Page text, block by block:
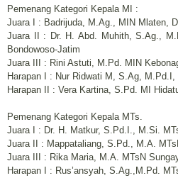
Pemenang Kategori Kepala MI :
Juara I : Badrijuda, M.Ag., MIN Mlaten,
Juara II : Dr. H. Abd. Muhith, S.Ag.,
Bondowoso-Jatim
Juara III : Rini Astuti, M.Pd. MIN
Harapan I : Nur Ridwati M, S.Ag,
Harapan II : Vera Kartina, S.Pd. MI
Pemenang Kategori Kepala MTs.
Juara I : Dr. H. Matkur, S.Pd.I., M.Si.
Juara II : Mappataliang, S.Pd., M.A.
Juara III : Rika Maria, M.A. MTsN
Harapan I : Rus’ansyah, S.Ag.,M.Pd.